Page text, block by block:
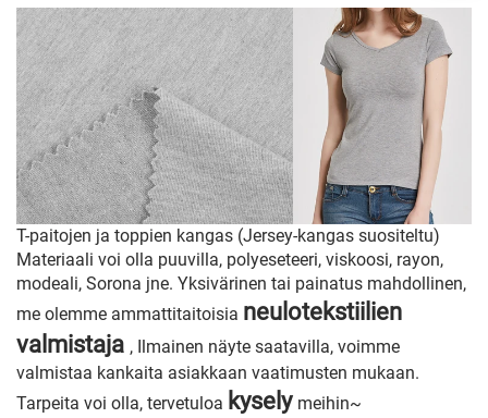
T-paitojen ja toppien kangas (Jersey-kangas suositeltu)
Materiaali voi olla puuvilla, polyeseteeri, viskoosi, rayon,
modeali, Sorona jne. Yksivärinen tai painatus mahdollinen,
me olemme ammattitaitoisia neulotekstiilien
valmistaja , Ilmainen näyte saatavilla, voimme
valmistaa kankaita asiakkaan vaatimusten mukaan.
Tarpeita voi olla, tervetuloa kysely meihin~